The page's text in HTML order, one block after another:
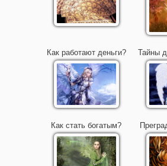
Как работают деньги? Тайны
Как стать богатым?